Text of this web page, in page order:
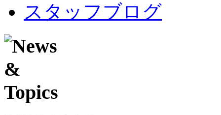
スタッフブログ